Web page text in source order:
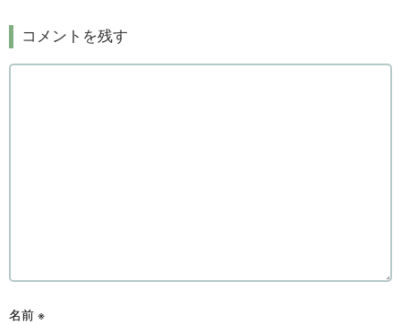
コメントを残す
名前 ※